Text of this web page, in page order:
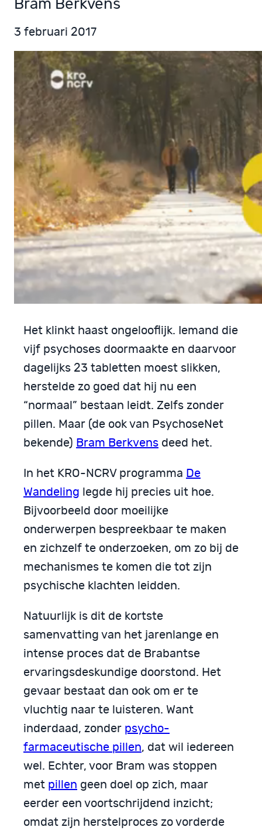
Bram Berkvens
3 februari 2017
Het klinkt haast ongelooflijk. Iemand die
vijf psychoses doormaakte en daarvoor
dagelijks 23 tabletten moest slikken,
herstelde zo goed dat hij nu een
“normaal” bestaan leidt. Zelfs zonder
pillen. Maar (de ook van PsychoseNet
bekende) Bram Berkvens deed het.
In het KRO-NCRV programma De
Wandeling legde hij precies uit hoe.
Bijvoorbeeld door moeilijke
onderwerpen bespreekbaar te maken
en zichzelf te onderzoeken, om zo bij de
mechanismes te komen die tot zijn
psychische klachten leidden.
Natuurlijk is dit de kortste
samenvatting van het jarenlange en
intense proces dat de Brabantse
ervaringsdeskundige doorstond. Het
gevaar bestaat dan ook om er te
vluchtig naar te luisteren. Want
inderdaad, zonder psycho-
farmaceutische pillen, dat wil iedereen
wel. Echter, voor Bram was stoppen
met pillen geen doel op zich, maar
eerder een voortschrijdend inzicht;
omdat zijn herstelproces zo vorderde